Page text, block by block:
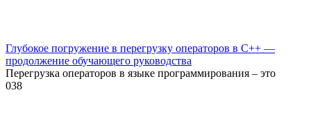
Глубокое погружение в перегрузку операторов в C++ —
продолжение обучающего руководства
Перегрузка операторов в языке программирования – это
038